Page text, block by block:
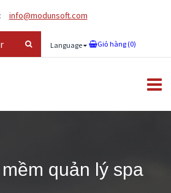
info@modunsoft.com
Language Giỏ hàng (0)
quản lý spa